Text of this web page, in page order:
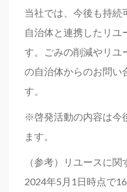
当社では、今後も持続
自治体と連携したリユ
す。ごみの削減やリユ
の自治体からのお問い
す。
※啓発活動の内容は今
ます。
（参考）リユースに
2024年5月1日時点で